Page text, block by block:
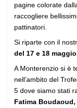
pagine colorate
raccogliere
pattinatori.
Si riparte con il
del 17 e 18
A Monterenzio si è
nell’ambito del
5 dove siamo stati
Fatima